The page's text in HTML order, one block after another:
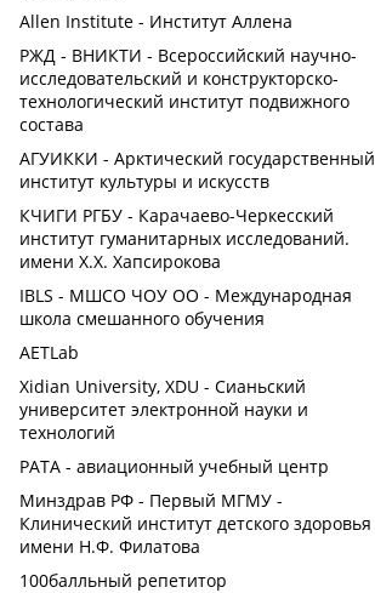
Allen Institute - Институт Аллена
РЖД - ВНИКТИ - Всероссийский научно-
исследовательский и конструкторско-
технологический институт подвижного
состава
АГУИККИ - Арктический государственный
институт культуры и искусств
КЧИГИ РГБУ - Карачаево-Черкесский
институт гуманитарных исследований.
имени Х.Х. Хапсирокова
IBLS - МШСО ЧОУ ОО - Международная
школа смешанного обучения
AETLab
Xidian University, XDU - Сианьский
университет электронной науки и
технологий
РАТА - авиационный учебный центр
Минздрав РФ - Первый МГМУ -
Клинический институт детского здоровья
имени Н.Ф. Филатова
100балльный репетитор